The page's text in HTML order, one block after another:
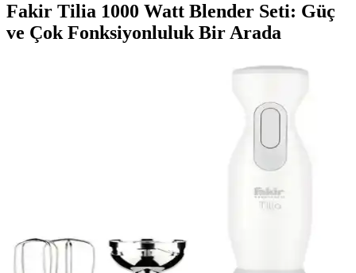
Fakir Tilia 1000 Watt Blender Seti: Güç
ve Çok Fonksiyonluluk Bir Arada